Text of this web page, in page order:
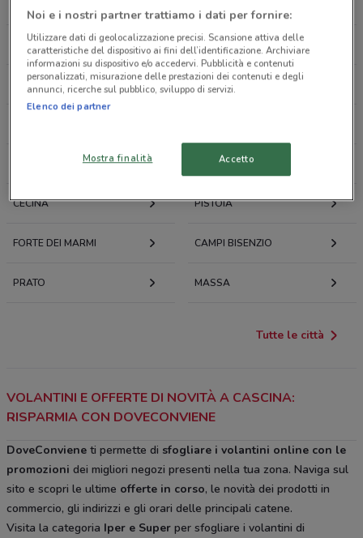
PISA LUCCA
PORCARI FUCECCHIO
EMPOLI
CECINA PISTOIA
FORTE DEI MARMI CAMPI BISENZIO
PRATO MASSA
Tutte le città
VOLANTINI E OFFERTE DI NOVITÀ A CASCINA:
RISPARMIA CON DOVECONVIENE
DoveConviene ti permette di sfogliare i volantini online con le
promozioni dei migliori negozi presenti nella tua zona. Naviga sul
sito e scopri le ultime offerte in corso, le novità dei prodotti in
commercio, gli indirizzi e gli orari delle principali catene.
Visita la categoria Iper e Super per sfogliare i volantini di
Noi e i nostri partner trattiamo i dati per fornire:
Utilizzare dati di geolocalizzazione precisi. Scansione attiva delle
caratteristiche del dispositivo ai fini dell’identificazione. Archiviare
informazioni su dispositivo e/o accedervi. Pubblicità e contenuti
personalizzati, misurazione delle prestazioni dei contenuti e degli
annunci, ricerche sul pubblico, sviluppo di servizi.
Elenco dei partner
Mostra finalità Accetto